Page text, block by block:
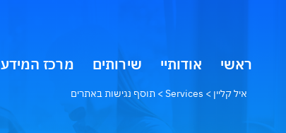
ראשי אודותיי שירותים מרכז המידע
איל קליין >
Services
> תוסף נגישות באתרים